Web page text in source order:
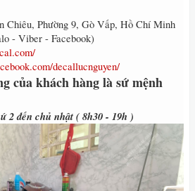
Chiêu, Phường 9, Gò Vấp, Hồ Chí Minh
- Viber - Facebook)
decallucnguyen/
của khách hàng là sứ mệnh
2 đến chủ nhật ( 8h30 - 19h )